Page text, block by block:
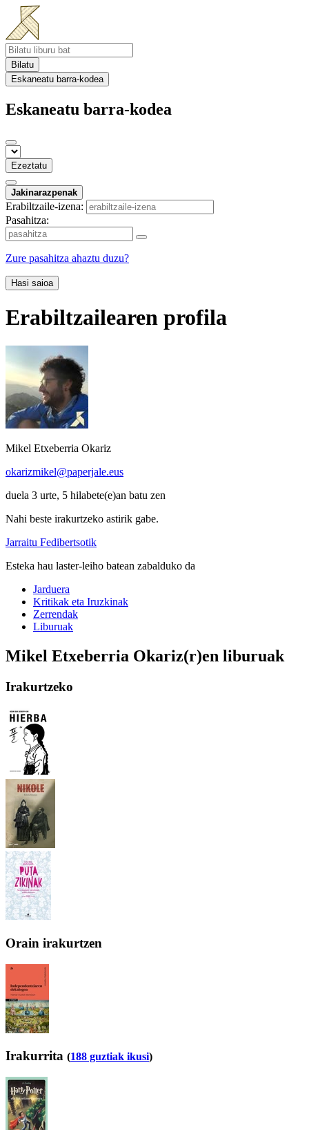
Bilatu
Eskaneatu barra-kodea
Eskaneatu barra-kodea
Ezeztatu
Jakinarazpenak
Erabiltzaile-izena:
Pasahitza:
Zure pasahitza ahaztu duzu?
Hasi saioa
Erabiltzailearen profila
Mikel Etxeberria Okariz
okarizmikel@paperjale.eus
duela 3 urte, 5 hilabete(e)an batu zen
Nahi beste irakurtzeko astirik gabe.
Jarraitu Fedibertsotik
Esteka hau laster-leiho batean zabalduko da
Jarduera
Kritikak eta Iruzkinak
Zerrendak
Liburuak
Mikel Etxeberria Okariz(r)en liburuak
Irakurtzeko
Orain irakurtzen
Irakurrita (188 guztiak ikusi)